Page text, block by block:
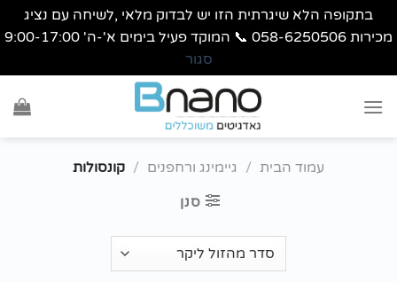
בתקופה הלא שיגרתית הזו יש לבדוק מלאי ,לשיחה עם נציג
מכירות 058-6250506 📞 המוקד פעיל בימים א'-ה' 9:00-17:00
סגור
עמוד הבית / גיימינג ורחפנים / קונסולות
סנן